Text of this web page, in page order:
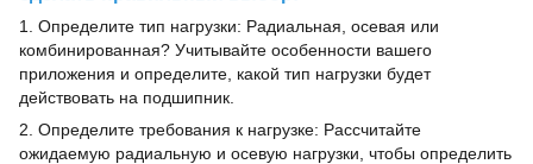
1. Определите тип нагрузки: Радиальная, осевая или
комбинированная? Учитывайте особенности вашего
приложения и определите, какой тип нагрузки будет
действовать на подшипник.
2. Определите требования к нагрузке: Рассчитайте
ожидаемую радиальную и осевую нагрузки, чтобы определить